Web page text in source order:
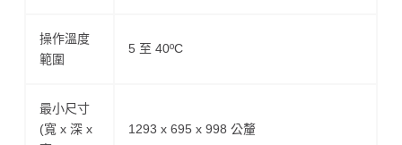
操作溫度
範圍
5 至 40ºC
最小尺寸
(寬 x 深 x
1293 x 695 x 998 公釐